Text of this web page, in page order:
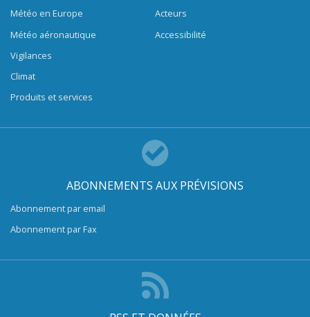
Météo en Europe
Météo aéronautique
Vigilances
Climat
Produits et services
Acteurs
Accessibilité
ABONNEMENTS AUX PRÉVISIONS
Abonnement par email
Abonnement par Fax